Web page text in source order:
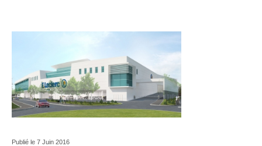
Publié le 7 Juin 2016